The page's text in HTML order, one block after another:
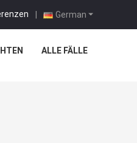
German
|
ALLE FÄLLE